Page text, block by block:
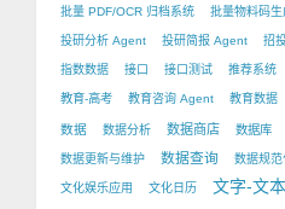
批量 PDF/OCR 归档系统 批量物料码生
投研分析 Agent 投研简报 Agent 招
指数数据 接口 接口测试 推荐系统
教育-高考 教育咨询 Agent 教育数据
数据 数据分析 数据商店 数据库
数据更新与维护 数据查询 数据规范
文化娱乐应用 文化日历 文字-文本